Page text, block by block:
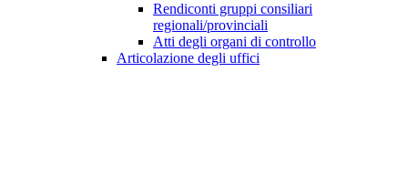
Rendiconti gruppi consiliari
regionali/provinciali
Atti degli organi di controllo
Articolazione degli uffici